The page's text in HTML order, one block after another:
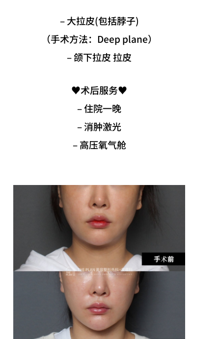
– 大拉皮(包括脖子)
（手术方法：Deep plane）
– 颌下拉皮 拉皮
♥️术后服务♥️
– 住院一晚
– 消肿激光
– 高压氧气舱